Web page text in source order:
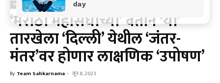
महाराष्ट्र
‘मराठा महासंघाच्या’ वतीने ‘या’
तारखेला ‘दिल्ली’ येथील ‘जंतर-
मंतर’वर होणार लाक्षणिक ‘उपोषण’
By Team Sahkarnama - जून 8, 2023